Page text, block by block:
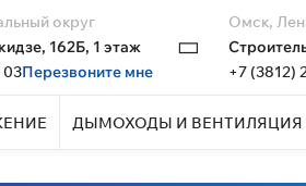
округ
162Б, 1 этаж
03Перезвоните мне
Омск,
+7 (3812)
ДЫМОХОДЫ И ВЕНТИЛЯЦИЯ